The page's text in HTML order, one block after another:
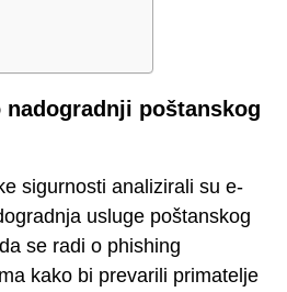
nadogradnji poštanskog
sigurnosti analizirali su e-
usluge poštanskog
se radi o phishing
kako bi prevarili primatelje